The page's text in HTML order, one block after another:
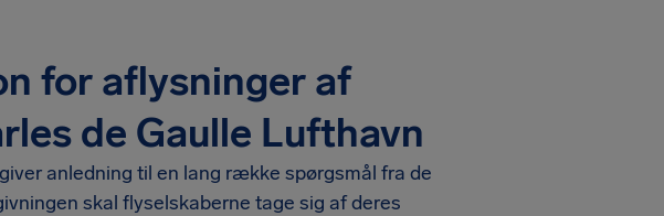
for aflysninger af
de Gaulle Lufthavn
anledning til en lang række spørgsmål fra de
skal flyselskaberne tage sig af deres